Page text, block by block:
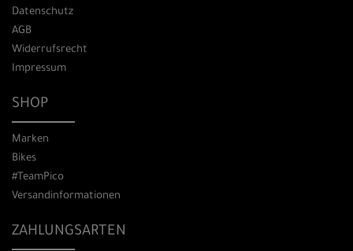
Datenschutz
AGB
Widerrufsrecht
Impressum
SHOP
Marken
Bikes
#TeamPico
Versandinformationen
ZAHLUNGSARTEN